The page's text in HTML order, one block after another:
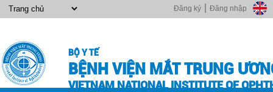
Đăng nhập
Đăng ký
BỘ Y TẾ
BỆNH VIỆN MẮT TRUNG
VIETNAM NATIONAL INSTITUTE OF